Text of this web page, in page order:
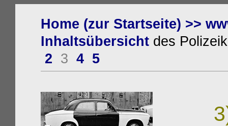
Home (zur Startseite) >>
Inhaltsübersicht des
2 3 4 5